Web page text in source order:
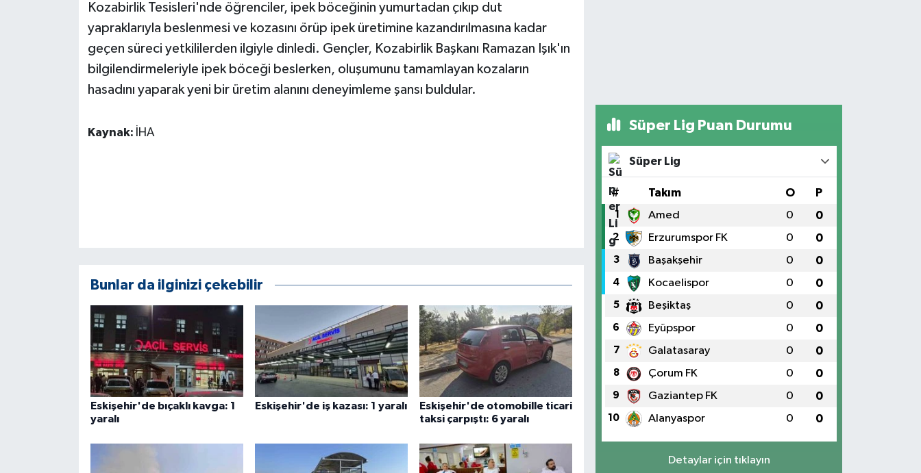
Kozabirlik Tesisleri'nde öğrenciler, ipek böceğinin yumurtadan çıkıp dut
yapraklarıyla beslenmesi ve kozasını örüp ipek üretimine kazandırılmasına kadar
geçen süreci yetkililerden ilgiyle dinledi. Gençler, Kozabirlik Başkanı Ramazan Işık'ın
bilgilendirmeleriyle ipek böceği beslerken, oluşumunu tamamlayan kozaların
hasadını yaparak yeni bir üretim alanını deneyimleme şansı buldular.
Kaynak: İHA
Bunlar da ilginizi çekebilir
Eskişehir'de bıçaklı kavga: 1
yaralı
Eskişehir'de iş kazası: 1 yaralı
Eskişehir'de otomobille ticari
taksi çarpıştı: 6 yaralı
Süper Lig Puan Durumu
Süper Lig
# Takım O P
1 Amed 0 0
2 Erzurumspor FK 0 0
3 Başakşehir 0 0
4 Kocaelispor 0 0
5 Beşiktaş 0 0
6 Eyüpspor 0 0
7 Galatasaray 0 0
8 Çorum FK 0 0
9 Gaziantep FK 0 0
10 Alanyaspor 0 0
Detaylar için tıklayın
KÜLTÜR SANAT
MAGAZİN
POLİTİKA
ÜLKE GÜNDEMİ
Yerel Haberler